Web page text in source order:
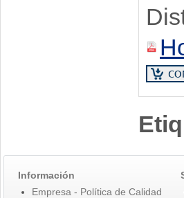
Información
Empresa - Política de Calidad